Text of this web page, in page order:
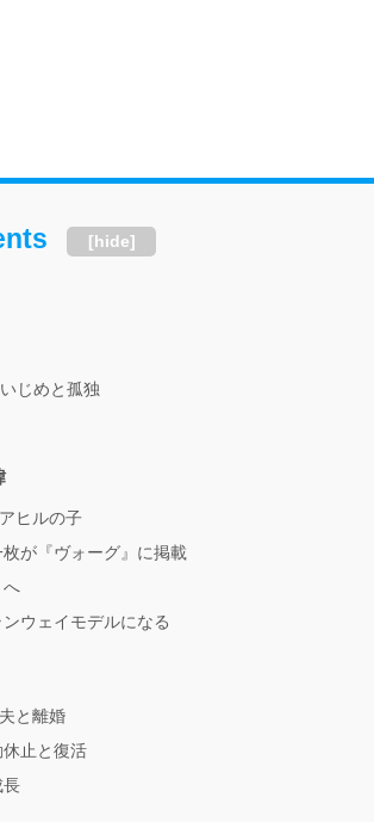
[hide]
じめと孤独
ヒルの子
が『ヴォーグ』に掲載
へ
ンウェイモデルになる
と離婚
止と復活
長